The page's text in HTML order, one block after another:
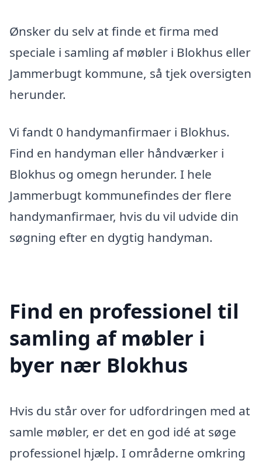
Ønsker du selv at finde et firma med
speciale i samling af møbler i Blokhus eller
Jammerbugt kommune, så tjek oversigten
herunder.
Vi fandt 0 handymanfirmaer i Blokhus.
Find en handyman eller håndværker i
Blokhus og omegn herunder. I hele
Jammerbugt kommunefindes der flere
handymanfirmaer, hvis du vil udvide din
søgning efter en dygtig handyman.
Find en professionel til
samling af møbler i
byer nær Blokhus
Hvis du står over for udfordringen med at
samle møbler, er det en god idé at søge
professionel hjælp. I områderne omkring